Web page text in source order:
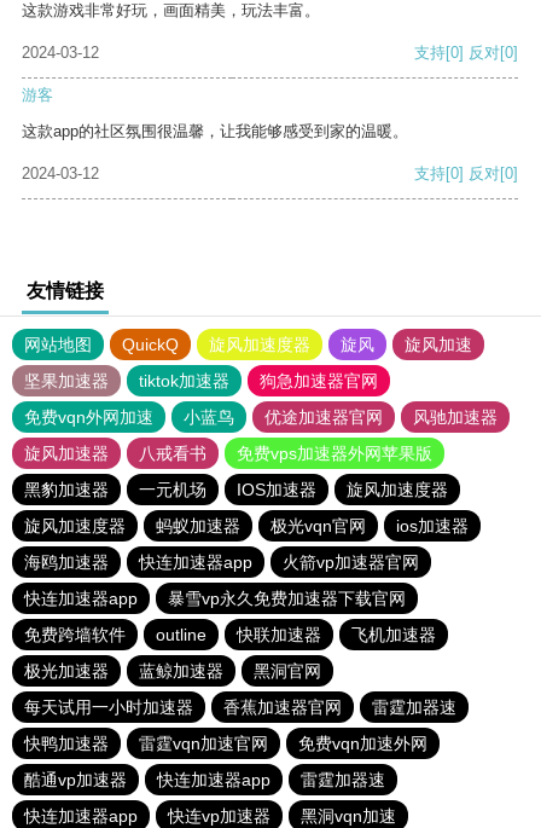
这款游戏非常好玩，画面精美，玩法丰富。
2024-03-12 支持[0] 反对[0]
游客
这款app的社区氛围很温馨，让我能够感受到家的温暖。
2024-03-12 支持[0] 反对[0]
友情链接
网站地图 QuickQ 旋风加速度器 旋风
旋风加速
坚果加速器
tiktok加速器
狗急加速器官网
免费vqn外网加速
小蓝鸟 优途加速器官网
风驰加速器
旋风加速器
八戒看书
免费vps加速器外网苹果版
黑豹加速器
一元机场 IOS加速器
旋风加速度器
旋风加速度器
蚂蚁加速器 极光vqn官网
ios加速器
海鸥加速器
快连加速器app
火箭vp加速器官网
快连加速器app
暴雪vp永久免费加速器下载官网
免费跨墙软件
outline 快联加速器
飞机加速器
极光加速器
蓝鲸加速器
黑洞官网
每天试用一小时加速器
香蕉加速器官网
雷霆加器速
快鸭加速器
雷霆vqn加速官网
免费vqn加速外网
酷通vp加速器
快连加速器app
雷霆加器速
快连加速器app
快连vp加速器 黑洞vqn加速